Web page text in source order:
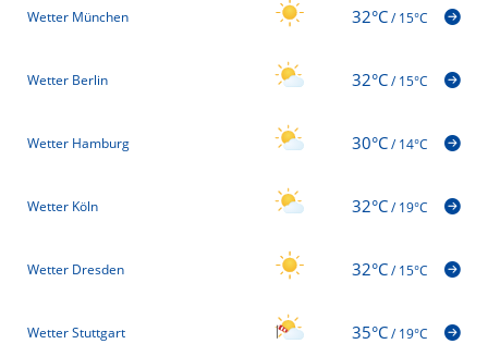
Wetter München 32°C/15°C
Wetter Berlin 32°C/15°C
Wetter Hamburg 30°C/14°C
Wetter Köln 32°C/19°C
Wetter Dresden 32°C/15°C
Wetter Stuttgart 35°C/19°C